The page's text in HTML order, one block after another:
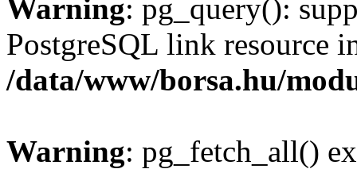
Warning: pg_query():
PostgreSQL link resource
/data/www/borsa.hu/
Warning: pg_fetch_all()